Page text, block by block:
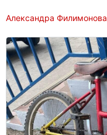
Александра Филимонова